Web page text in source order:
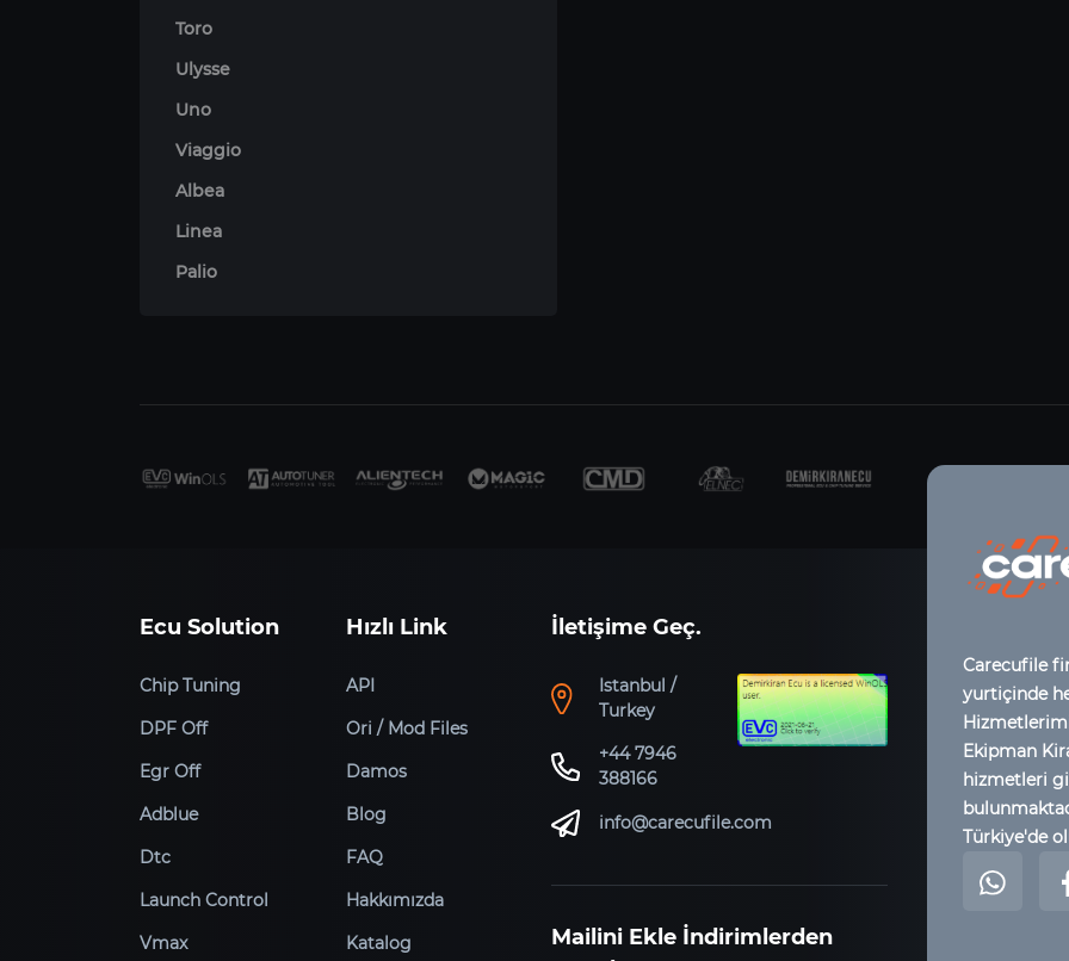
Toro
Ulysse
Uno
Viaggio
Albea
Linea
Palio
Ecu Solution
Chip Tuning
DPF Off
Egr Off
Adblue
Dtc
Launch Control
Vmax
Hızlı Link
API
Ori / Mod Files
Damos
Blog
FAQ
Hakkımızda
Katalog
İletişime Geç.
Istanbul /
Turkey
+44 7946
388166
info@carecufile.com
Mailini Ekle İndirimlerden
Carecufile
yurtiçinde
Ekipman
hizmetleri
Türkiye'de